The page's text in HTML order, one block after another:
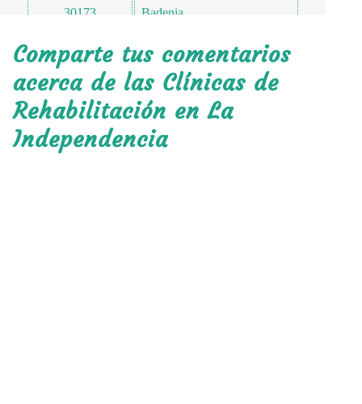
30173 Badenia
San Antonio Buenavista
Chenton
30177 Quistajito
30178 Francisco Sarabia
Comparte tus comentarios
acerca de las Clínicas de
Rehabilitación en La
Independencia